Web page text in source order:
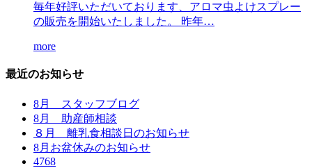
毎年好評いただいております、アロマ虫よけスプレー
の販売を開始いたしました。 昨年…
more
最近のお知らせ
8月 スタッフブログ
8月 助産師相談
８月 離乳食相談日のお知らせ
8月お盆休みのお知らせ
4768